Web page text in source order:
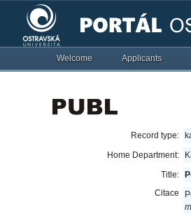
Welcome Applicants
Record type:
Home Department:
Title:
Citace